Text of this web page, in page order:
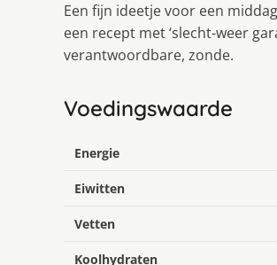
Een fijn ideetje voor een
een recept met ‘slecht-weer
verantwoordbare, zonde.
Voedingswaarde
Energie
Eiwitten
Vetten
Koolhydraten